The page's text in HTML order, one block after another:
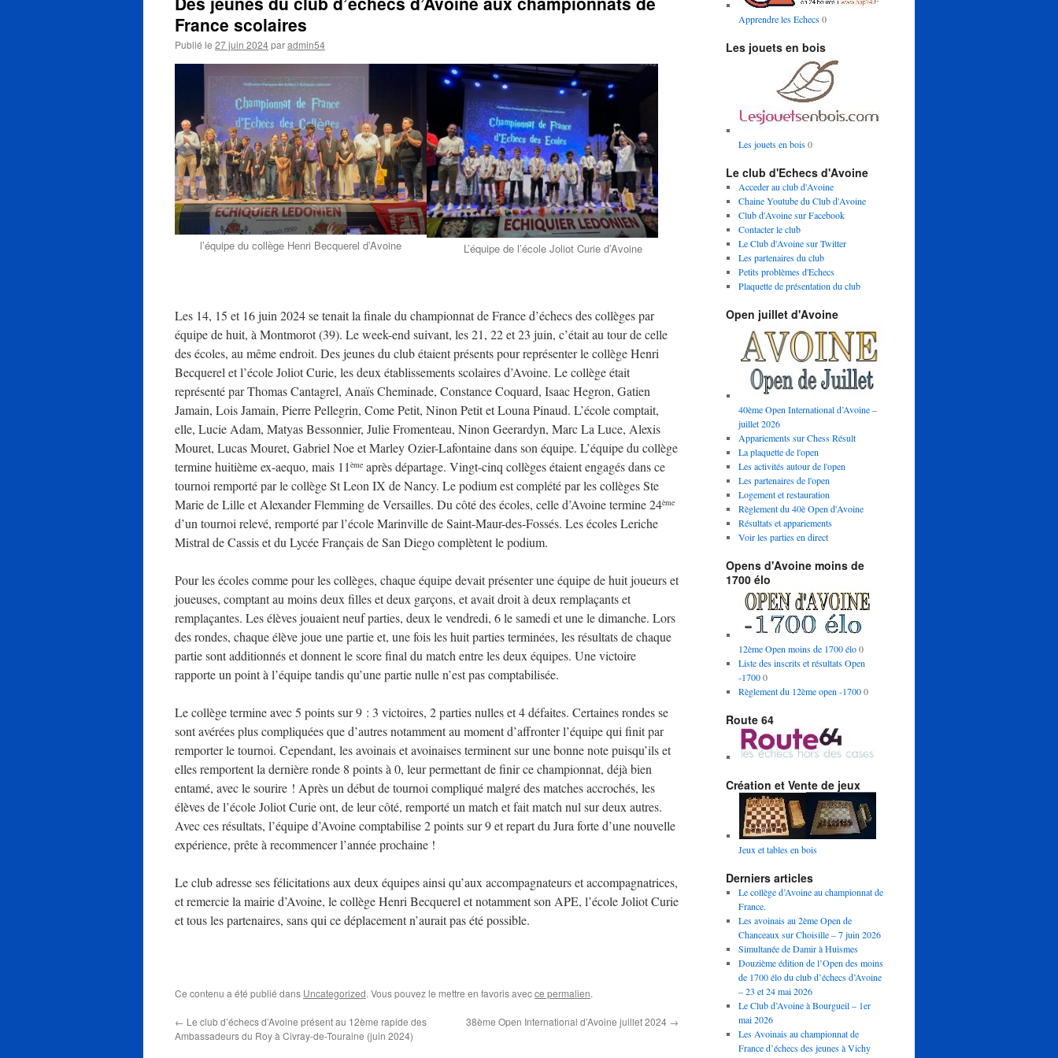
France scolaires
Publié le 27 juin 2024paradmin54
l’équipe du collège Henri Becquerel d’Avoine L’équipe de l’école Joliot Curie d’Avoine
Les 14, 15 et 16 juin 2024 se tenait la finale du championnat de France d’échecs des collèges par
équipe de huit, à Montmorot (39). Le week-end suivant, les 21, 22 et 23 juin, c’était au tour de celle
des écoles, au même endroit. Des jeunes du club étaient présents pour représenter le collège Henri
Becquerel et l’école Joliot Curie, les deux établissements scolaires d’Avoine. Le collège était
représenté par Thomas Cantagrel, Anaïs Cheminade, Constance Coquard, Isaac Hegron, Gatien
Jamain, Lois Jamain, Pierre Pellegrin, Come Petit, Ninon Petit et Louna Pinaud. L’école comptait,
elle, Lucie Adam, Matyas Bessonnier, Julie Fromenteau, Ninon Geerardyn, Marc La Luce, Alexis
Mouret, Lucas Mouret, Gabriel Noe et Marley Ozier-Lafontaine dans son équipe. L’équipe du collège
termine huitième ex-aequo, mais 11 ème après départage. Vingt-cinq collèges étaient engagés dans ce
tournoi remporté par le collège St Leon IX de Nancy. Le podium est complété par les collèges Ste
Marie de Lille et Alexander Flemming de Versailles. Du côté des écoles, celle d’Avoine termine 24ème
d’un tournoi relevé, remporté par l’école Marinville de Saint-Maur-des-Fossés. Les écoles Leriche
Mistral de Cassis et du Lycée Français de San Diego complètent le podium.
Pour les écoles comme pour les collèges, chaque équipe devait présenter une équipe de huit joueurs et
joueuses, comptant au moins deux filles et deux garçons, et avait droit à deux remplaçants et
remplaçantes. Les élèves jouaient neuf parties, deux le vendredi, 6 le samedi et une le dimanche. Lors
des rondes, chaque élève joue une partie et, une fois les huit parties terminées, les résultats de chaque
partie sont additionnés et donnent le score final du match entre les deux équipes. Une victoire
rapporte un point à l’équipe tandis qu’une partie nulle n’est pas comptabilisée.
Le collège termine avec 5 points sur 9 : 3 victoires, 2 parties nulles et 4 défaites. Certaines rondes se
sont avérées plus compliquées que d’autres notamment au moment d’affronter l’équipe qui finit par
remporter le tournoi. Cependant, les avoinais et avoinaises terminent sur une bonne note puisqu’ils et
elles remportent la dernière ronde 8 points à 0, leur permettant de finir ce championnat, déjà bien
entamé, avec le sourire ! Après un début de tournoi compliqué malgré des matches accrochés, les
élèves de l’école Joliot Curie ont, de leur côté, remporté un match et fait match nul sur deux autres.
Avec ces résultats, l’équipe d’Avoine comptabilise 2 points sur 9 et repart du Jura forte d’une nouvelle
expérience, prête à recommencer l’année prochaine !
Le club adresse ses félicitations aux deux équipes ainsi qu’aux accompagnateurs et accompagnatrices,
et remercie la mairie d’Avoine, le collège Henri Becquerel et notamment son APE, l’école Joliot Curie
et tous les partenaires, sans qui ce déplacement n’aurait pas été possible.
Ce contenu a été publié dans Uncategorized. Vous pouvez le mettre en favoris avecce permalien.
← Le club d’échecs d’Avoine présent au 12ème rapide des
Ambassadeurs du Roy à Civray-de-Touraine (juin 2024)
38ème Open International d’Avoine juillet 2024 →
Apprendre les Echecs0
Les jouets en bois
Les jouets en bois0
Le club d'Echecs d'Avoine
Acceder au club d'Avoine
Chaine Youtube du Club d'Avoine
Club d'Avoine sur Facebook
Contacter le club
Le Club d'Avoine sur Twitter
Les partenaires du club
Petits problèmes d'Echecs
Plaquette de présentation du club
Open juillet d'Avoine
40ème Open International d’Avoine –
juillet 2026
Appariements sur Chess Résult
La plaquette de l'open
Les activités autour de l'open
Les partenaires de l'open
Logement et restauration
Règlement du 40è Open d'Avoine
Résultats et appariements
Voir les parties en direct
Opens d'Avoine moins de
1700 élo
12ème Open moins de 1700 élo0
Liste des inscrits et résultats Open
-17000
Règlement du 12ème open -17000
Route 64
Création et Vente de jeux
Jeux et tables en bois
Derniers articles
Le collège d’Avoine au championnat de
France.
Les avoinais au 2ème Open de
Chanceaux sur Choisille – 7 juin 2026
Simultanée de Damir à Huismes
Douzième édition de l’Open des moins
de 1700 élo du club d’échecs d’Avoine
– 23 et 24 mai 2026
Le Club d’Avoine à Bourgueil – 1er
mai 2026
Les Avoinais au championnat de
France d’échecs des jeunes à Vichy